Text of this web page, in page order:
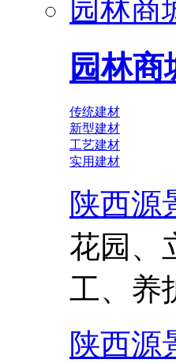
园林商
园林商
传统建材
新型建材
工艺建材
实用建材
陕西源
花园、
工、养
陕西源